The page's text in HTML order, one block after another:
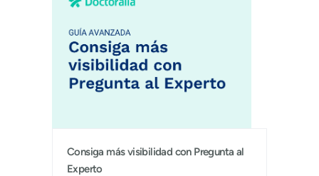
Consiga más visibilidad con Pregunta al
Experto